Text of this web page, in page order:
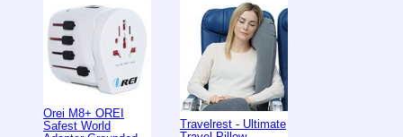
Orei M8+ OREI
Safest World
Travelrest - Ultimate